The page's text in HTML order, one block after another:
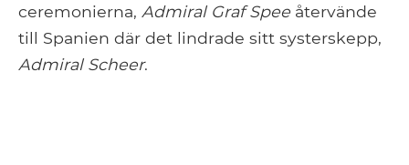
ceremonierna, Admiral Graf Spee återvände
till Spanien där det lindrade sitt systerskepp,
Admiral Scheer.